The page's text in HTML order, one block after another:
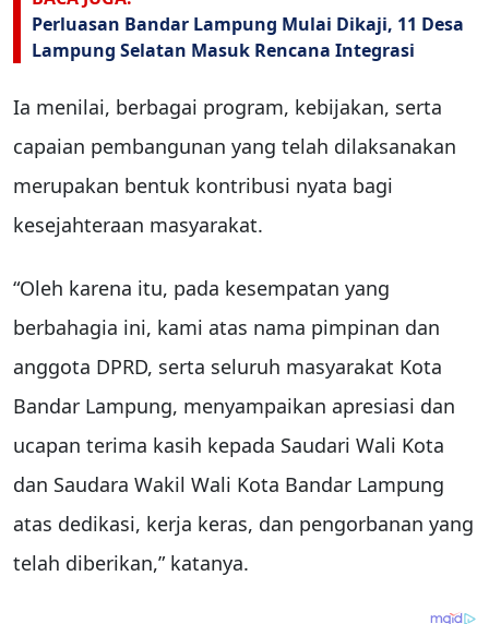
Perluasan Bandar Lampung Mulai Dikaji, 11 Desa
Lampung Selatan Masuk Rencana Integrasi
Ia menilai, berbagai program, kebijakan, serta
capaian pembangunan yang telah dilaksanakan
merupakan bentuk kontribusi nyata bagi
kesejahteraan masyarakat.
“Oleh karena itu, pada kesempatan yang
berbahagia ini, kami atas nama pimpinan dan
anggota DPRD, serta seluruh masyarakat Kota
Bandar Lampung, menyampaikan apresiasi dan
ucapan terima kasih kepada Saudari Wali Kota
dan Saudara Wakil Wali Kota Bandar Lampung
atas dedikasi, kerja keras, dan pengorbanan yang
telah diberikan,” katanya.